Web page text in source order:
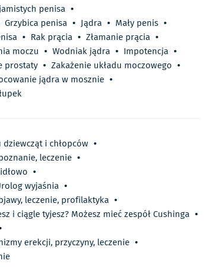
penisa •
Grzybica penisa • Jądra • Mały penis •
• Rak prącia • Złamanie prącia •
moczu • Wodniak jądra • Impotencja •
prostaty • Zakażenie układu moczowego •
jądra w mosznie •
i chłopców •
leczenie •
•
wyjaśnia •
leczenie, profilaktyka •
i ciągle tyjesz? Możesz mieć zespół Cushinga •
erekcji, przyczyny, leczenie •